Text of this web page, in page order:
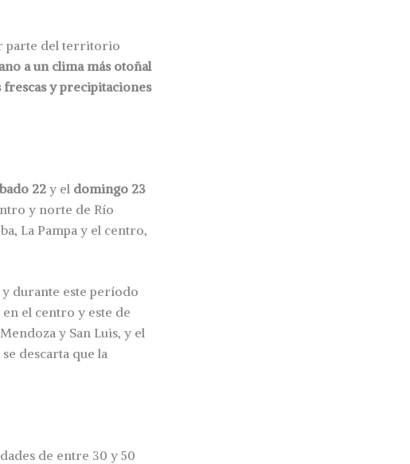
parte del territorio
a un clima más otoñal
frescas y precipitaciones
22 y el domingo 23
y norte de Río
La Pampa y el centro,
durante este período
el centro y este de
y San Luis, y el
descarta que la
de entre 30 y 50